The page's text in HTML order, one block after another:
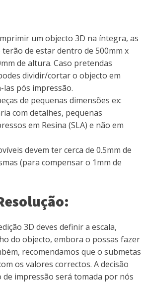
um objecto 3D na íntegra, as
de estar dentro de 500mm x
de altura. Caso pretendas
dividir/cortar o objecto em
pós impressão.
de pequenas dimensões ex:
com detalhes, pequenas
em Resina (SLA) e não em
devem ter cerca de 0.5mm de
(para compensar o 1mm de
3D deves definir a escala,
do objecto, embora o possas fazer
recomendamos que o submetas
os valores correctos. A decisão
impressão será tomada por nós